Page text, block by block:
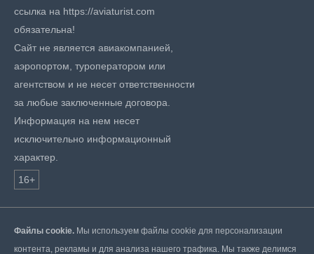
ссылка на https://aviaturist.com
обязательна!
Сайт не является авиакомпанией,
аэропортом, туроператором или
агентством и не несет ответственности
за любые заключенные договора.
Информация на нем несет
исключительно информационный
характер.
16+
Файлы cookie. Мы используем файлы cookie для персонализации
контента, рекламы и для анализа нашего трафика. Мы также делимся